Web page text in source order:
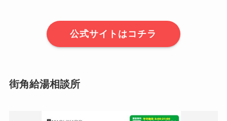
公式サイトはコチラ
街角給湯相談所